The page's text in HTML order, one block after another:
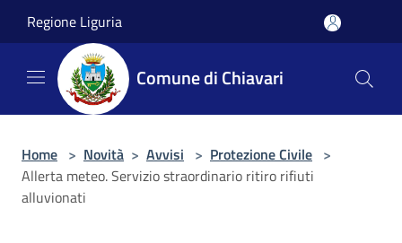
Regione Liguria
Comune di Chiavari
Home > Novità > Avvisi > Protezione Civile >
Allerta meteo. Servizio straordinario ritiro rifiuti
alluvionati